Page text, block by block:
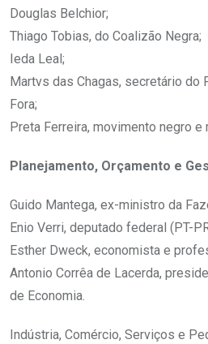
Douglas Belchior;
Thiago Tobias, do Coalizão Negra;
Ieda Leal;
Martvs das Chagas, secretário do
Fora;
Preta Ferreira, movimento negro
Planejamento, Orçamento e
Guido Mantega, ex-ministro da
Enio Verri, deputado federal (PT-
Esther Dweck, economista e
Antonio Corrêa de Lacerda,
de Economia.
Indústria, Comércio, Serviços e